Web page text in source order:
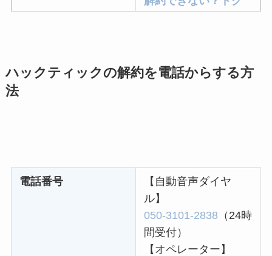
解約方法まとめ！契
ベストタイミングを
詳しく解説！
ユンス美容液の解約
まとめ！電話が繋が
らない時の裏ワザ
ハックティックの解約を電話からする方
法
電話番号
【自動音声ダイヤ
ル】
050-3101-2838 （24時
間受付）
【オペレーター】